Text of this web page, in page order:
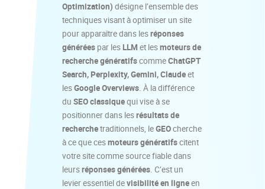
Optimization) désigne l’ensemble des
techniques visant à optimiser un site
pour apparaître dans lesréponses
généréespar les LLM et lesmoteurs de
recherche génératifscommeChatGPT
Search, Perplexity, Gemini, Claudeet
lesGoogle Overviews. À la différence
du SEO classiquequi vise à se
positionner dans lesrésultats de
recherchetraditionnels, leGEOcherche
à ce que cesmoteurs génératifscitent
votre site comme source fiable dans
leursréponses générées. C’est un
levier essentiel devisibilité en ligneen